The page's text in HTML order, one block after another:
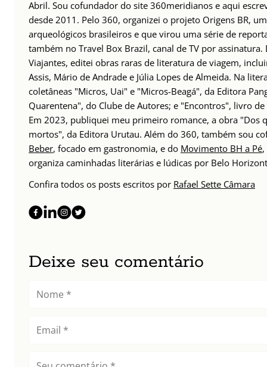
Abril. Sou cofundador do site 360meridianos e aqui
desde 2011. Pelo 360, organizei o projeto Origens BR,
arqueológicos brasileiros e que virou uma série de
também no Travel Box Brazil, canal de TV por
Viajantes, editei obras raras de literatura de viagem,
Assis, Mário de Andrade e Júlia Lopes de Almeida. Na
coletâneas "Micros, Uai" e "Micros-Beagá", da Editora
Quarentena", do Clube de Autores; e "Encontros", livro
Em 2023, publiquei meu primeiro romance, a obra "Dos
mortos", da Editora Urutau. Além do 360, também sou
Beber, focado em gastronomia, e do Movimento BH a Pé
organiza caminhadas literárias e lúdicas por Belo
Confira todos os posts escritos por Rafael Sette Câmara
Deixe seu comentário